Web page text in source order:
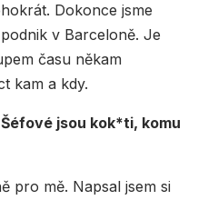
Dokonce jsme
v Barceloně. Je
času někam
kam a kdy.
jsou kok*ti, komu
pro mě. Napsal jsem si